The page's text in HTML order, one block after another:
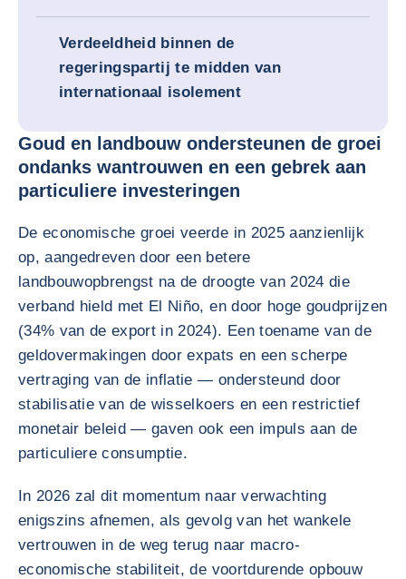
Verdeeldheid binnen de
regeringspartij te midden van
internationaal isolement
Goud en landbouw ondersteunen de groei
ondanks wantrouwen en een gebrek aan
particuliere investeringen
De economische groei veerde in 2025 aanzienlijk
op, aangedreven door een betere
landbouwopbrengst na de droogte van 2024 die
verband hield met El Niño, en door hoge goudprijzen
(34% van de export in 2024). Een toename van de
geldovermakingen door expats en een scherpe
vertraging van de inflatie — ondersteund door
stabilisatie van de wisselkoers en een restrictief
monetair beleid — gaven ook een impuls aan de
particuliere consumptie.
In 2026 zal dit momentum naar verwachting
enigszins afnemen, als gevolg van het wankele
vertrouwen in de weg terug naar macro-
economische stabiliteit, de voortdurende opbouw